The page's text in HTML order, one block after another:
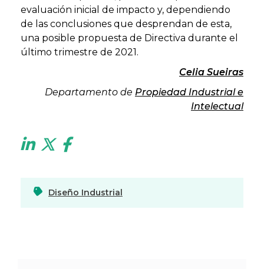
evaluación inicial de impacto y, dependiendo
de las conclusiones que desprendan de esta,
una posible propuesta de Directiva durante el
último trimestre de 2021.
Celia Sueiras
Departamento de Propiedad Industrial e
Intelectual
Diseño Industrial